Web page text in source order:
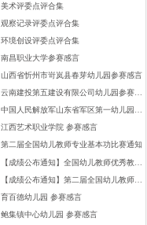
美术评委点评合集
观察记录评委点评合集
环境创设评委点评合集
南昌职业大学参赛感言
山西省忻州市岢岚县春芽幼儿园参赛感言
中国人民解放军山东省军区第一幼儿园参赛感言
江西艺术职业学院 参赛感言
第二届全国幼儿教师专业基本功比赛通知
育百德幼儿园 参赛感言
鲍集镇中心幼儿园 参赛感言